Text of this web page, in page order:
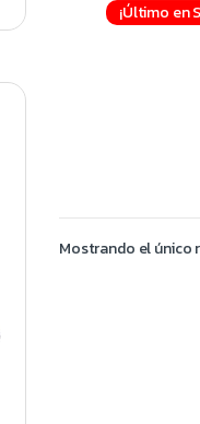
¡Último en
Mostrando el único